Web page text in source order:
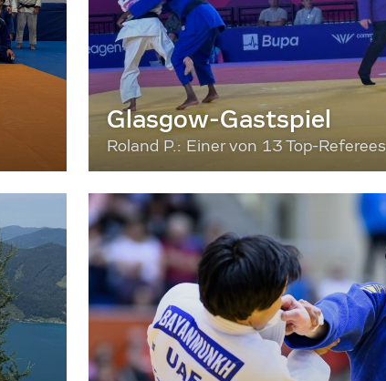
Glasgow-Gastspiel
Roland P.: Einer von 13 Top-Referees